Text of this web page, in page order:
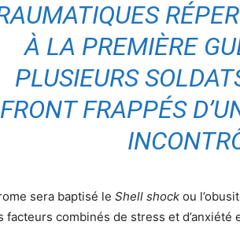
À LA PREMIÈRE
PLUSIEURS
FRONT FRAPPÉS
sera baptisé le Shell shock ou
facteurs combinés de stress et d’anxiété